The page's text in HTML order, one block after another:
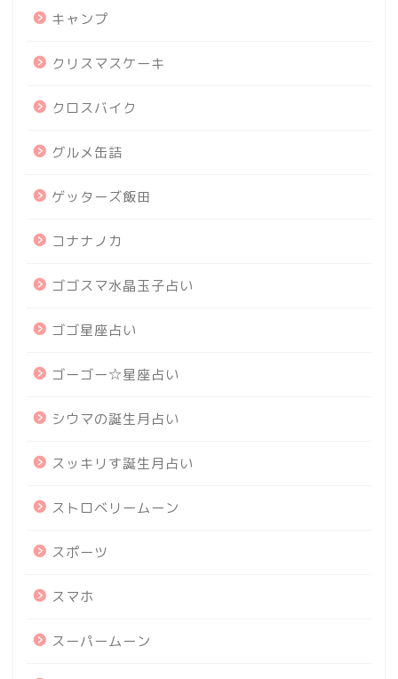
キャンプ
クリスマスケーキ
クロスバイク
グルメ缶詰
ゲッターズ飯田
コナナノカ
ゴゴスマ水晶玉子占い
ゴゴ星座占い
ゴーゴー☆星座占い
シウマの誕生月占い
スッキリす誕生月占い
ストロベリームーン
スポーツ
スマホ
スーパームーン